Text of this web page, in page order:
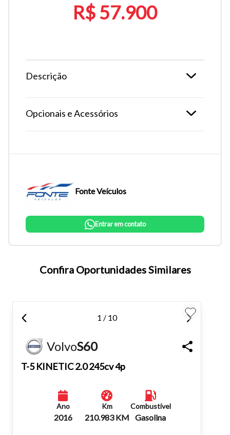
Tamanho do texto
atalhos Ctrl+ (para aumentar) e Ctrl- (para diminuir) no seu
teclado.
Fechar
R$ 57.900
Descrição
Opcionais e Acessórios
Fonte Veículos
Entrar em contato
Confira Oportunidades Similares
1 / 10
VolvoS60
T-5 KINETIC 2.0 245cv 4p
Ano
2016
Km
210.983 KM
Combustível
Gasolina